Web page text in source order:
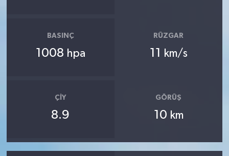
BASINÇ
1008 hpa
RÜZGAR
11 km/s
ÇIY
8.9
GÖRÜŞ
10 km